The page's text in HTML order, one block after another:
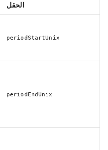
الحقل
periodStartUnix
periodEndUnix